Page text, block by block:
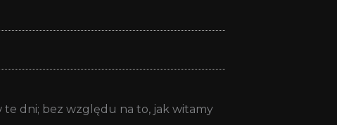
dni; bez względu na to, jak witamy